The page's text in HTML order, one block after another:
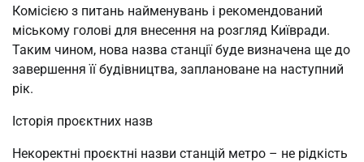
Комісією з питань найменувань і рекомендований
міському голові для внесення на розгляд Київради.
Таким чином, нова назва станції буде визначена ще до
завершення її будівництва, заплановане на наступний
рік.
Історія проєктних назв
Некоректні проєктні назви станцій метро – не рідкість